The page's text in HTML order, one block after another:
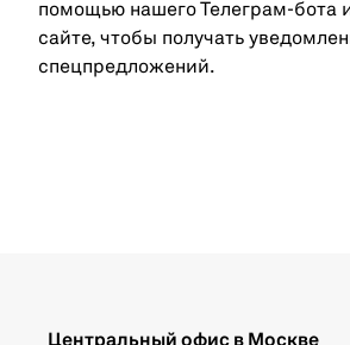
помощью нашего Телеграм-бота
сайте, чтобы получать
спецпредложений.